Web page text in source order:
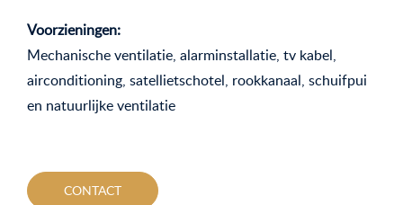
Voorzieningen:
Mechanische ventilatie, alarminstallatie, tv kabel,
airconditioning, satellietschotel, rookkanaal, schuifpui
en natuurlijke ventilatie
CONTACT